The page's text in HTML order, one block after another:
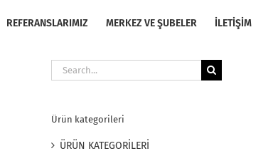
REFERANSLARIMIZ MERKEZ VE ŞUBELER İLETİŞİM
Search
for:
Ürün kategorileri
ÜRÜN KATEGORİLERİ